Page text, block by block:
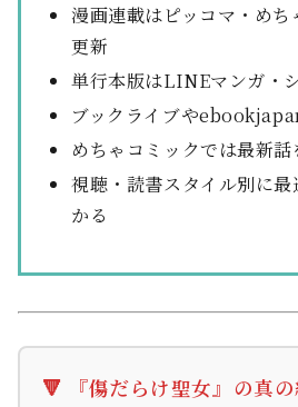
漫画連載はピッコマ・め
更新
単行本版はLINEマンガ・
ブックライブや
めちゃコミックでは最新
視聴・読書スタイル別に
かる
🔻 『傷だらけ聖女』の真